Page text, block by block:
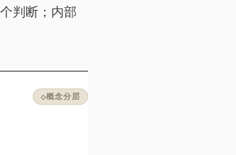
判断；内部
◇概念分层